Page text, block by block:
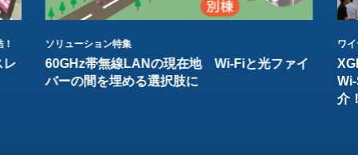
レ
ソリューション特集
60GHz帯無線LANの現在地 Wi-Fiと光ファイ
バーの間を埋める選択肢に
ワ
介